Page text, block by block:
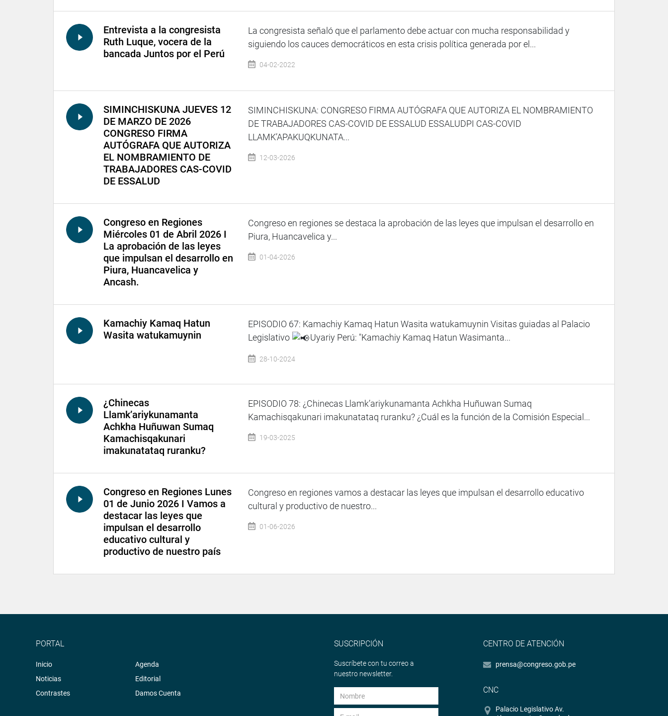
Entrevista a la congresista
Ruth Luque, vocera de la
bancada Juntos por el Perú
La congresista señaló que el parlamento debe actuar con mucha responsabilidad y
siguiendo los cauces democráticos en esta crisis política generada por el...
04-02-2022
SIMINCHISKUNA JUEVES 12
DE MARZO DE 2026
CONGRESO FIRMA
AUTÓGRAFA QUE AUTORIZA
EL NOMBRAMIENTO DE
TRABAJADORES CAS-COVID
DE ESSALUD
SIMINCHISKUNA: CONGRESO FIRMA AUTÓGRAFA QUE AUTORIZA EL NOMBRAMIENTO
DE TRABAJADORES CAS-COVID DE ESSALUD ESSALUDPI CAS-COVID
LLAMK’APAKUQKUNATA...
12-03-2026
Congreso en Regiones
Miércoles 01 de Abril 2026 I
La aprobación de las leyes
que impulsan el desarrollo en
Piura, Huancavelica y
Ancash.
Congreso en regiones se destaca la aprobación de las leyes que impulsan el desarrollo en
Piura, Huancavelica y...
01-04-2026
Kamachiy Kamaq Hatun
Wasita watukamuynin
EPISODIO 67: Kamachiy Kamaq Hatun Wasita watukamuynin Visitas guiadas al Palacio
Legislativo
Uyariy Perú: "Kamachiy Kamaq Hatun Wasimanta...
28-10-2024
¿Chinecas
Llamk’ariykunamanta
Achkha Huñuwan Sumaq
Kamachisqakunari
imakunatataq ruranku?
EPISODIO 78: ¿Chinecas Llamk’ariykunamanta Achkha Huñuwan Sumaq
Kamachisqakunari imakunatataq ruranku? ¿Cuál es la función de la Comisión Especial...
19-03-2025
Congreso en Regiones Lunes
01 de Junio 2026 I Vamos a
destacar las leyes que
impulsan el desarrollo
educativo cultural y
productivo de nuestro país
Congreso en regiones vamos a destacar las leyes que impulsan el desarrollo educativo
cultural y productivo de nuestro...
01-06-2026
PORTAL
Inicio
Noticias
Contrastes
Agenda
Editorial
Damos Cuenta
SUSCRIPCIÓN
Suscríbete con tu correo a
nuestro newsletter.
CENTRO DE ATENCIÓN
prensa@congreso.gob.pe
CNC
Palacio Legislativo Av.